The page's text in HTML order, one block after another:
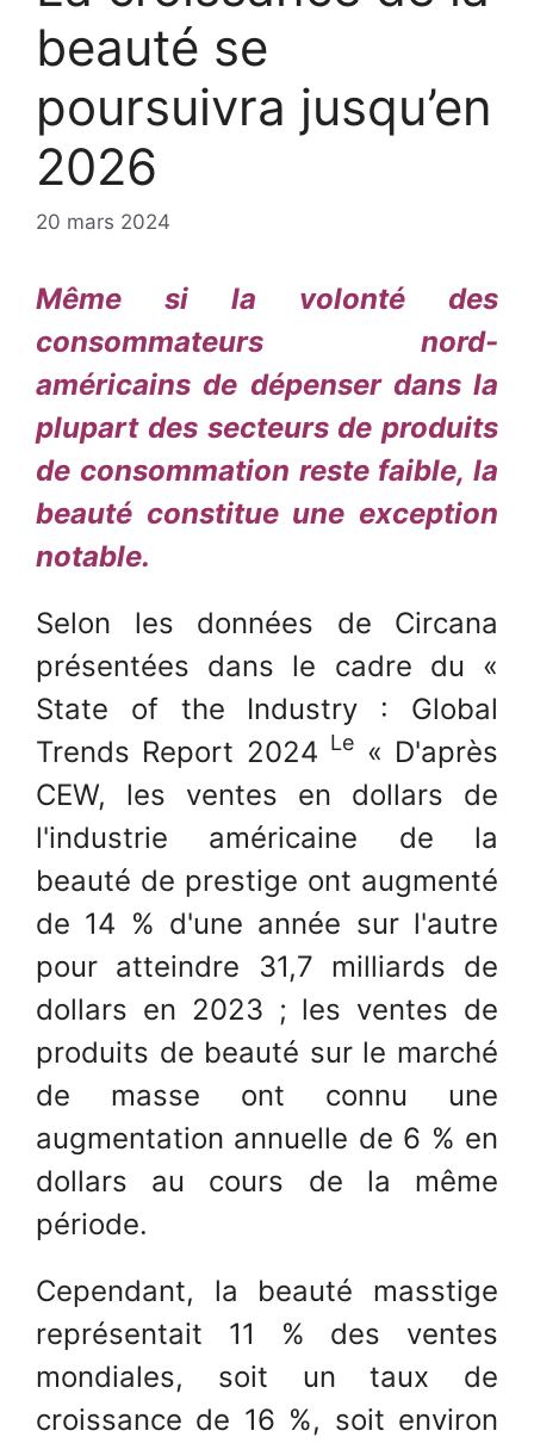
beauté se
poursuivra jusqu’en
2026
20 mars 2024
Même si la volonté des
consommateurs nord-
américains de dépenser dans la
plupart des secteurs de produits
de consommation reste faible, la
beauté constitue une exception
notable.
Selon les données de Circana
présentées dans le cadre du «
State of the Industry : Global
Trends Report 2024 Le « D'après
CEW, les ventes en dollars de
l'industrie américaine de la
beauté de prestige ont augmenté
de 14 % d'une année sur l'autre
pour atteindre 31,7 milliards de
dollars en 2023 ; les ventes de
produits de beauté sur le marché
de masse ont connu une
augmentation annuelle de 6 % en
dollars au cours de la même
période.
Cependant, la beauté masstige
représentait 11 % des ventes
mondiales, soit un taux de
croissance de 16 %, soit environ